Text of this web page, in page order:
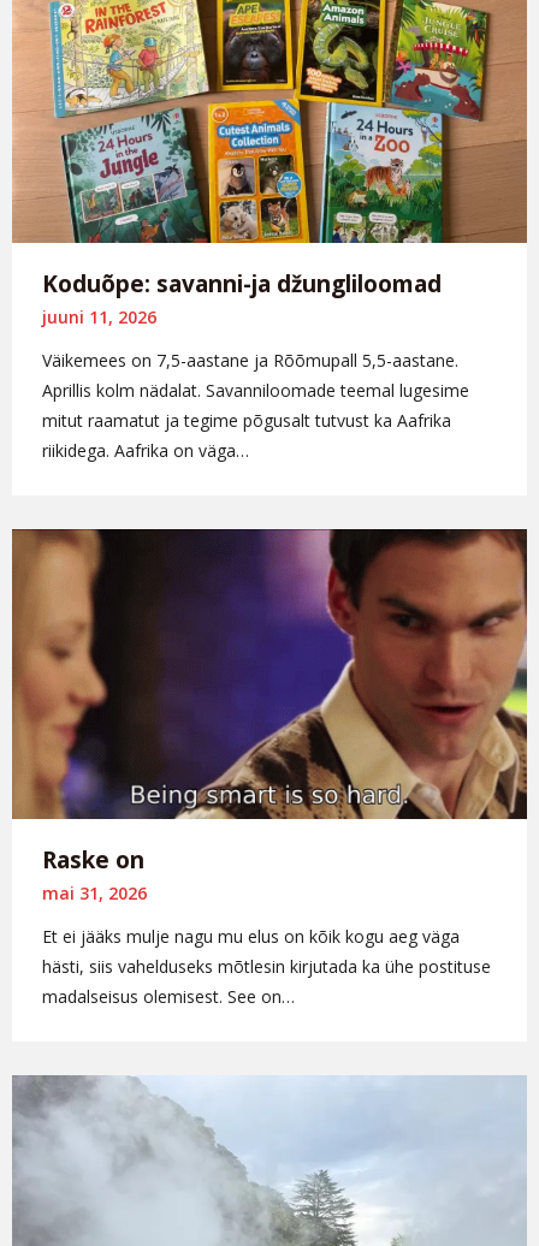
Koduõpe: savanni-ja džungliloomad
juuni 11, 2026
Väikemees on 7,5-aastane ja Rõõmupall 5,5-aastane.
Aprillis kolm nädalat. Savanniloomade teemal lugesime
mitut raamatut ja tegime põgusalt tutvust ka Aafrika
riikidega. Aafrika on väga…
Raske on
mai 31, 2026
Et ei jääks mulje nagu mu elus on kõik kogu aeg väga
hästi, siis vahelduseks mõtlesin kirjutada ka ühe postituse
madalseisus olemisest. See on…